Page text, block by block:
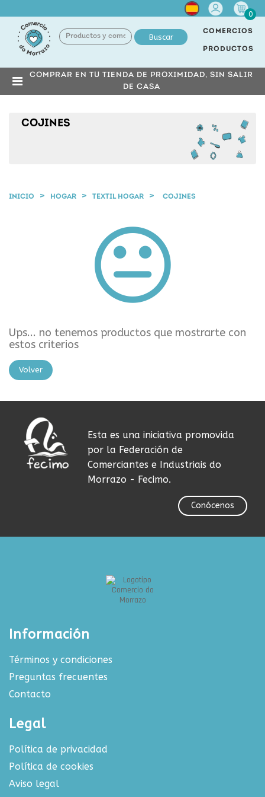
Cuenta
0
Buscar
COMERCIOS
PRODUCTOS
COMPRAR EN TU TIENDA DE PROXIMIDAD, SIN SALIR
DE CASA
COJINES
INICIO HOGAR TEXTIL HOGAR COJINES
Ups... no tenemos productos que mostrarte con
estos criterios
Volver
Esta es una iniciativa promovida
por la Federación de
Comerciantes e Industriais do
Morrazo - Fecimo.
Conócenos
Información
Términos y condiciones
Preguntas frecuentes
Contacto
Legal
Política de privacidad
Política de cookies
Aviso legal